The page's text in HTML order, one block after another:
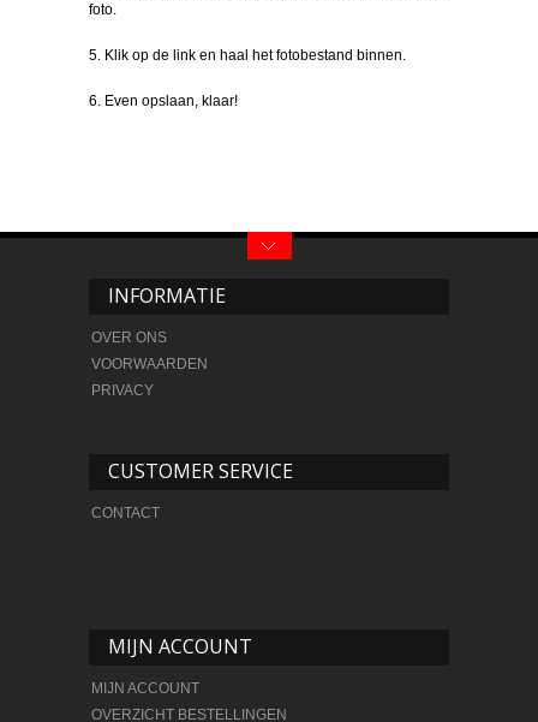
foto.
5. Klik op de link en haal het fotobestand binnen.
6. Even opslaan, klaar!
INFORMATIE
OVER ONS
VOORWAARDEN
PRIVACY
CUSTOMER SERVICE
CONTACT
MIJN ACCOUNT
MIJN ACCOUNT
OVERZICHT BESTELLINGEN